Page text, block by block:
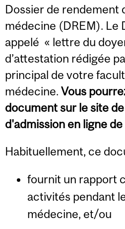
Dossier de rendement
médecine (DREM). Le
appelé « lettre du
d’attestation rédigée
principal de votre
médecine. Vous
document sur le site
d'admission en ligne
Habituellement, ce
fournit un rapport
activités pendant
médecine, et/ou